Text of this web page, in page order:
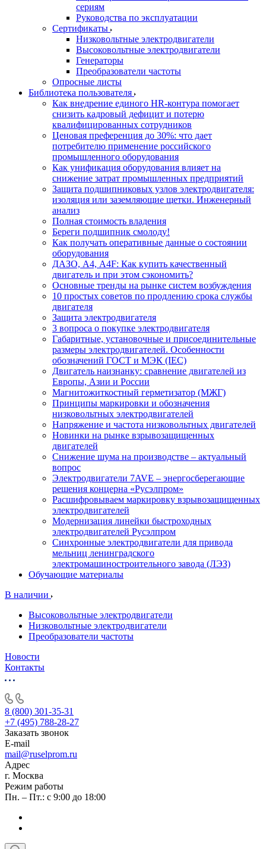
сериям
Руководства по эксплуатации
Сертификаты
Низковольтные электродвигатели
Высоковольтные электродвигатели
Генераторы
Преобразователи частоты
Опросные листы
Библиотека пользователя
Как внедрение единого HR-контура помогает
снизить кадровый дефицит и потерю
квалифицированных сотрудников
Ценовая преференция до 30%: что дает
потребителю применение российского
промышленного оборудования
Как унификация оборудования влияет на
снижение затрат промышленных предприятий
Защита подшипниковых узлов электродвигателя:
изоляция или заземляющие щетки. Инженерный
анализ
Полная стоимость владения
Береги подшипник смолоду!
Как получать оперативные данные о состоянии
оборудования
ДАЗО, А4, А4F: Как купить качественный
двигатель и при этом сэкономить?
Основные тренды на рынке систем возбуждения
10 простых советов по продлению срока службы
двигателя
Защита электродвигателя
3 вопроса о покупке электродвигателя
Габаритные, установочные и присоединительные
размеры электродвигателей. Особенности
обозначений ГОСТ и МЭК (IEC)
Двигатель наизнанку: сравнение двигателей из
Европы, Азии и России
Магнитожиткостный герметизатор (МЖГ)
Принципы маркировки и обозначения
низковольтных электродвигателей
Напряжение и частота низковольтных двигателей
Новинки на рынке взрывозащищенных
двигателей
Снижение шума на производстве – актуальный
вопрос
Электродвигатели 7AVE – энергосберегающие
решения концерна «Русэлпром»
Расшифровываем маркировку взрывозащищенных
электродвигателей
Модернизация линейки быстроходных
электродвигателей Русэлпром
Синхронные электродвигатели для привода
мельниц ленинградского
электромашиностроительного завода (ЛЭЗ)
Обучающие материалы
В наличии
Высоковольтные электродвигатели
Низковольтные электродвигатели
Преобразователи частоты
Новости
Контакты
8 (800) 301-35-31
+7 (495) 788-28-27
Заказать звонок
E-mail
mail@ruselprom.ru
Адрес
г. Москва
Режим работы
Пн. – Пт.: с 9:00 до 18:00